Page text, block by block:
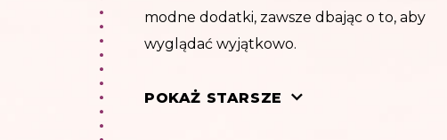
modne dodatki, zawsze dbając o to, aby
wyglądać wyjątkowo.
LUTY 2024
POKAŻ STARSZE